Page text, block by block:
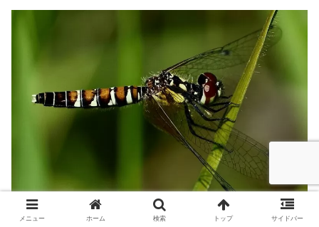
メニュー ホーム 検索 トップ サイドバー